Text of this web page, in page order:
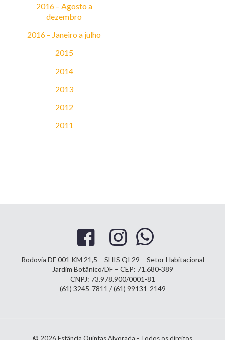
2016 – Agosto a
dezembro
2016 – Janeiro a julho
2015
2014
2013
2012
2011
Rodovia DF 001 KM 21,5 – SHIS QI 29 – Setor Habitacional
Jardim Botânico/DF – CEP: 71.680-389
CNPJ: 73.978.900/0001-81
(61) 3245-7811 / (61) 99131-2149
© 2026 Estância Quintas Alvorada - Todos os direitos